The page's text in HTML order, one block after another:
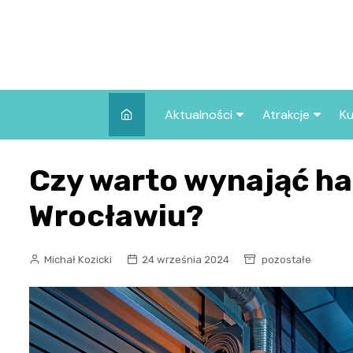
Aktualności
Wszystkie wpisy
Atrakcje
we Wrocławiu
Czy warto wynająć
Wrocławiu?
Michał Kozicki 24 września 2024 pozostałe